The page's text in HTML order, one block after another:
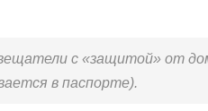
с «защитой» от
в паспорте).